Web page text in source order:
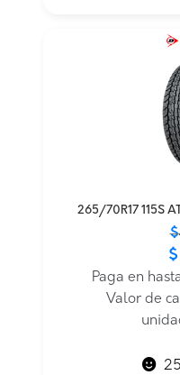
265/70R17 115S
$
original
$432.250.
actual
$
Paga en
Valor de